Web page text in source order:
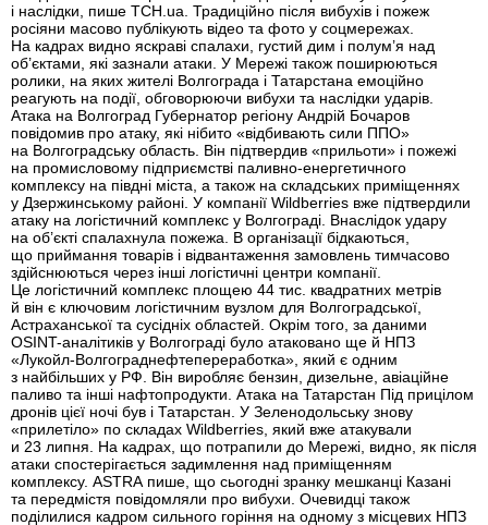
і наслідки, пише ТСН.ua. Традиційно після вибухів і пожеж
росіяни масово публікують відео та фото у соцмережах.
На кадрах видно яскраві спалахи, густий дим і полум’я над
об’єктами, які зазнали атаки. У Мережі також поширюються
ролики, на яких жителі Волгограда і Татарстана емоційно
реагують на події, обговорюючи вибухи та наслідки ударів.
Атака на Волгоград Губернатор регіону Андрій Бочаров
повідомив про атаку, які нібито «відбивають сили ППО»
на Волгоградську область. Він підтвердив «прильоти» і пожежі
на промисловому підприємстві паливно-енергетичного
комплексу на півдні міста, а також на складських приміщеннях
у Дзержинському районі. У компанії Wildberries вже підтвердили
атаку на логістичний комплекс у Волгограді. Внаслідок удару
на об’єкті спалахнула пожежа. В організації бідкаються,
що приймання товарів і відвантаження замовлень тимчасово
здійснюються через інші логістичні центри компанії.
Це логістичний комплекс площею 44 тис. квадратних метрів
й він є ключовим логістичним вузлом для Волгоградської,
Астраханської та сусідніх областей. Окрім того, за даними
OSINT-аналітиків у Волгограді було атаковано ще й НПЗ
«Лукойл-Волгограднефтепереработка», який є одним
з найбільших у РФ. Він виробляє бензин, дизельне, авіаційне
паливо та інші нафтопродукти. Атака на Татарстан Під прицілом
дронів цієї ночі був і Татарстан. У Зеленодольську знову
«прилетіло» по складах Wildberries, який вже атакували
и 23 липня. На кадрах, що потрапили до Мережі, видно, як після
атаки спостерігається задимлення над приміщенням
комплексу. ASTRA пише, що сьогодні зранку мешканці Казані
та передмістя повідомляли про вибухи. Очевидці також
поділилися кадром сильного горіння на одному з місцевих НПЗ